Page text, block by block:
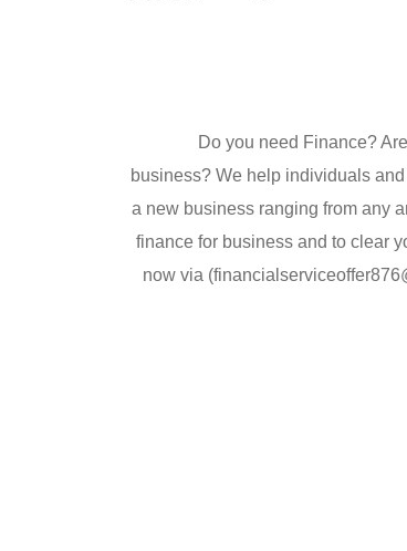
Do you need Finance?
business? We help individuals
a new business ranging from any
finance for business and to clear
now via